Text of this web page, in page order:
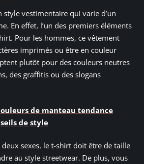
style vestimentaire qui varie d’un
En effet, l’un des premiers éléments
Pour les hommes, ce vêtement
imprimés ou être en couleur
plutôt pour des couleurs neutres
des graffitis ou des slogans
de manteau tendance
de style
deux sexes, le t-shirt doit être de taille
au style streetwear. De plus, vous